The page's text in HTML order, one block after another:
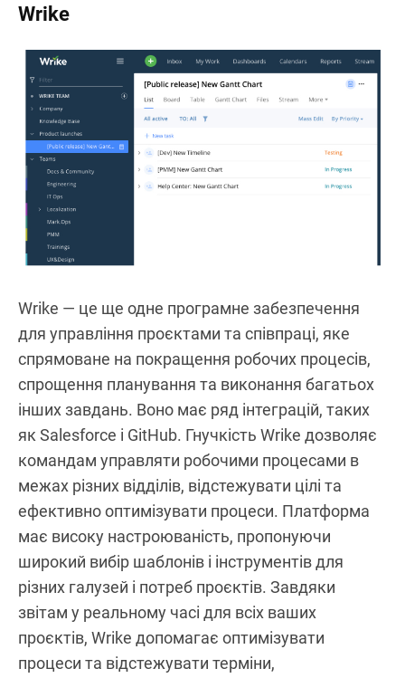
Wrike
Wrike — це ще одне програмне забезпечення
для управління проєктами та співпраці, яке
спрямоване на покращення робочих процесів,
спрощення планування та виконання багатьох
інших завдань. Воно має ряд інтеграцій, таких
як Salesforce і GitHub. Гнучкість Wrike дозволяє
командам управляти робочими процесами в
межах різних відділів, відстежувати цілі та
ефективно оптимізувати процеси. Платформа
має високу настроюваність, пропонуючи
широкий вибір шаблонів і інструментів для
різних галузей і потреб проєктів. Завдяки
звітам у реальному часі для всіх ваших
проєктів, Wrike допомагає оптимізувати
процеси та відстежувати терміни,